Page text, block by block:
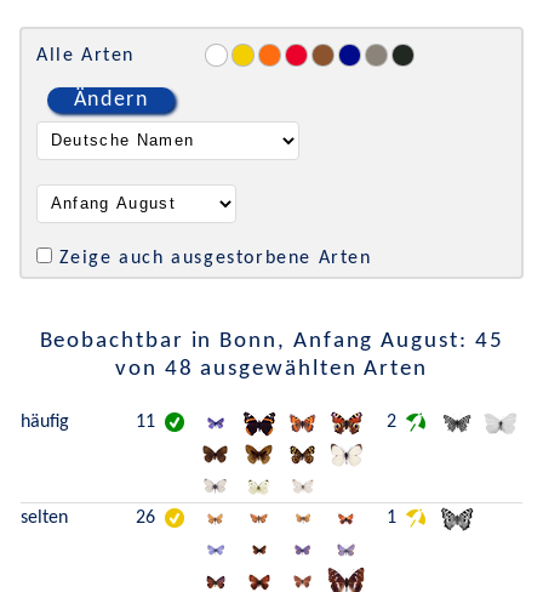
Alle Arten
Ändern
Zeige auch ausgestorbene Arten
Beobachtbar in Bonn, Anfang August: 45
von 48 ausgewählten Arten
häufig 11 2
selten 26 1